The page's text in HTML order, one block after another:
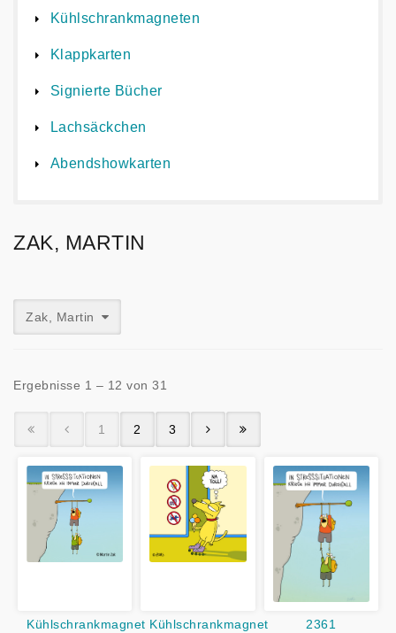
Kühlschrankmagneten
Klappkarten
Signierte Bücher
Lachsäckchen
Abendshowkarten
ZAK, MARTIN
Zak, Martin
Ergebnisse 1 – 12 von 31
1 2 3
Kühlschrankmagnet Kühlschrankmagnet
2361